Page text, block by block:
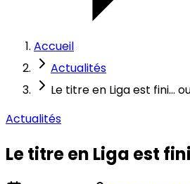
Accueil
Actualités
Le titre en Liga est fini…
Actualités
Le titre en Liga est